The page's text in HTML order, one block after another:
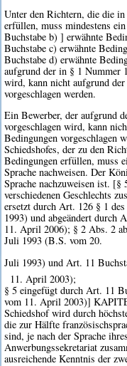
Unter den Richtern, die die
erfüllen, muss mindestens
Buchstabe b) ] erwähnte
Buchstabe c) erwähnte
Buchstabe d) erwähnte
aufgrund der in § 1 Nummer
wird, kann nicht aufgrund
vorgeschlagen werden.
Ein Bewerber, der aufgrund
vorgeschlagen wird, kann
Bedingungen vorgeschlagen
Schiedshofes, der zu den
Bedingungen erfüllen, muss
Sprache nachweisen. Der
Sprache nachzuweisen ist.
verschiedenen Geschlechts
ersetzt durch Art. 126 § 1
1993) und abgeändert durch
11. April 2006); § 2 Abs. 2
Juli 1993 (B.S. vom 20.
Juli 1993) und Art. 11
11. April 2003);
§ 5 eingefügt durch Art. 11
vom 11. April 2003)]
Schiedshof wird durch
die zur Hälfte
sind, je nach der Sprache
Anwerbungssekretariat
ausreichende Kenntnis der